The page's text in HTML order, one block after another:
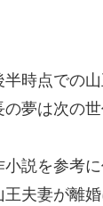
時点での
夢は次の
説を参考に
夫妻が離